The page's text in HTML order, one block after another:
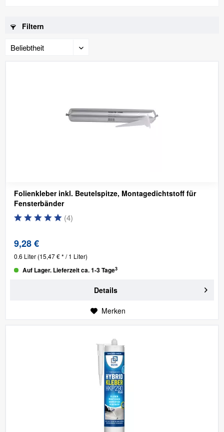
Filtern
Folienkleber inkl. Beutelspitze, Montagedichtstoff für
Fensterbänder
(4)
9,28 €
0.6 Liter (15,47 € * / 1 Liter)
Auf Lager. Lieferzeit ca. 1-3 Tage3
Details
Merken